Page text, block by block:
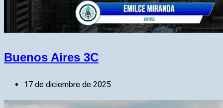
Buenos Aires 3C
17 de diciembre de 2025